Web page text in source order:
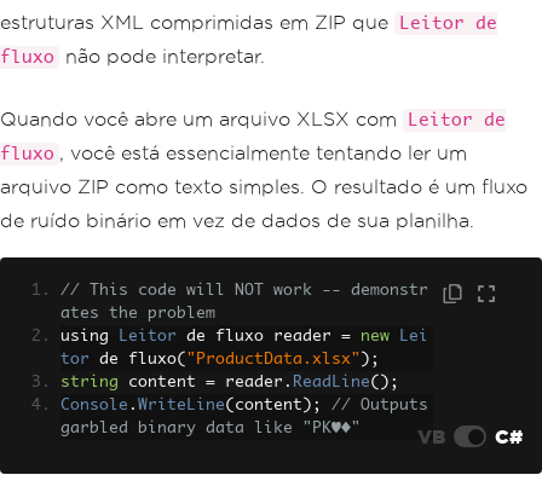
estruturas XML comprimidas em ZIP que
Leitor de
fluxo
não pode interpretar.
Quando você abre um arquivo XLSX com
Leitor de
fluxo , você está essencialmente tentando ler um
arquivo ZIP como texto simples. O resultado é um fluxo
de ruído binário em vez de dados de sua planilha.
// This code will NOT work -- demonstr
ates the problem
using
Leitor de fluxo reader = new
Lei
tor de fluxo( "ProductData.xlsx" );
string content = reader . ReadLine();
Console . WriteLine( content );
// Outputs
garbled binary data like "PK♥♦"
VB C#